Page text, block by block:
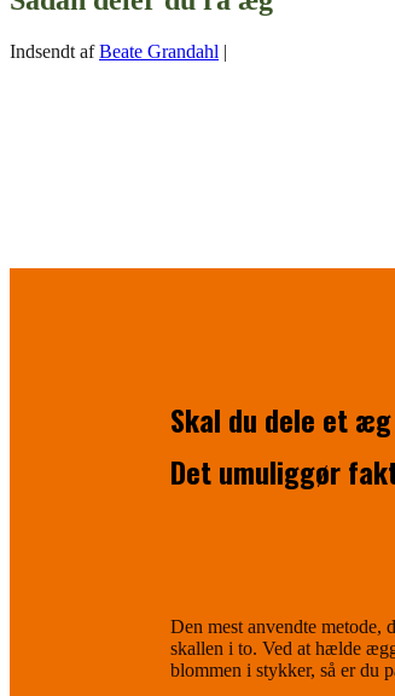
Indsendt afBeate Grandahl |
Skal du dele et
Det umuliggør
Den mest anvendte metode,
skallen i to. Ved at hælde
blommen i stykker, så er du